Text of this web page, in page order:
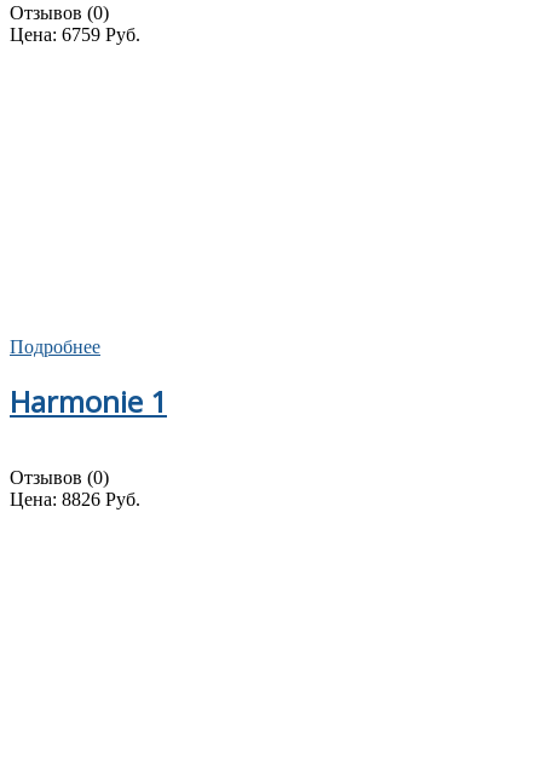
Отзывов (0)
Цена: 6759 Руб.
Подробнее
Harmonie 1
Отзывов (0)
Цена: 8826 Руб.